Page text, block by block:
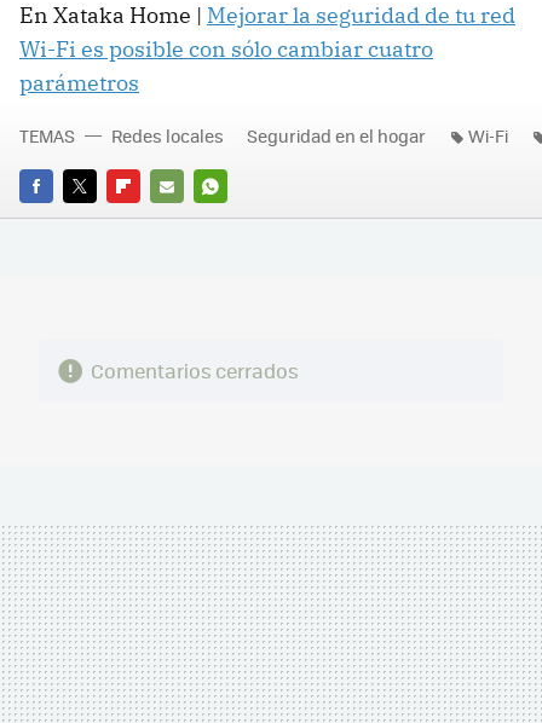
En Xataka Home | Mejorar la seguridad de tu red
Wi-Fi es posible con sólo cambiar cuatro
parámetros
FACEBOOK
TWITTERFLIPBOARD
E-
WHATSAPP
TEMAS Redes locales Seguridad en el hogar Wi-Fi
Comentarios cerrados